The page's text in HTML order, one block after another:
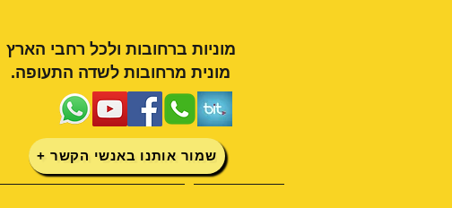
מוניות ברחובות ולכל רחבי הארץ
מונית מרחובות לשדה התעופה.
שמור אותנו באנשי הקשר +